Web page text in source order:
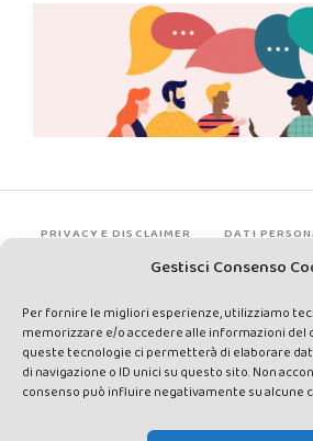
Gestisci Consenso
Per fornire le migliori esperienze, utilizziamo
memorizzare e/o accedere alle informazioni del
queste tecnologie ci permetterà di elaborare
di navigazione o ID unici su questo sito. Non
consenso può influire negativamente su alcune
PRIVACY E DISCLAIMER DATI
rights reserved - Testata registrata presso il